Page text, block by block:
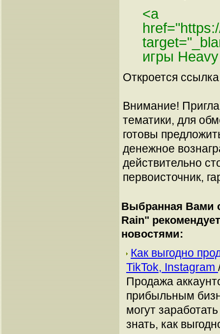
<a
игры
Откроется
Внимание!
тематики, для
готовы
денежное
действительно
первоисточник,
Выбранная Вами
Rain"
новостями:
Как выгодно
TikTok, Instagram
Продажа
прибыльным
могут
знать, как